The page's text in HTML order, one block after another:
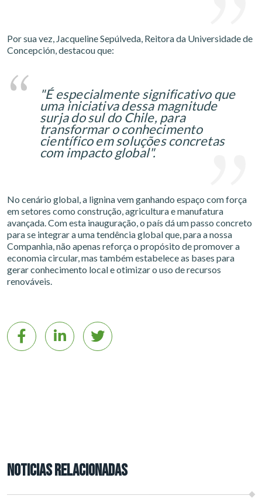
Por sua vez, Jacqueline Sepúlveda, Reitora da Universidade de
Concepción, destacou que:
"É especialmente significativo que
uma iniciativa dessa magnitude
surja do sul do Chile, para
transformar o conhecimento
científico em soluções concretas
com impacto global".
No cenário global, a lignina vem ganhando espaço com força
em setores como construção, agricultura e manufatura
avançada. Com esta inauguração, o país dá um passo concreto
para se integrar a uma tendência global que, para a nossa
Companhia, não apenas reforça o propósito de promover a
economia circular, mas também estabelece as bases para
gerar conhecimento local e otimizar o uso de recursos
renováveis.
NOTICIAS RELACIONADAS